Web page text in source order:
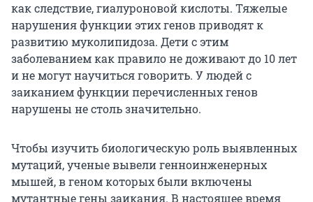
как следствие, гиалуроновой кислоты. Тяжелые
нарушения функции этих генов приводят к
развитию муколипидоза. Дети с этим
заболеванием как правило не доживают до 10 лет
и не могут научиться говорить. У людей с
заиканием функции перечисленных генов
нарушены не столь значительно.
Чтобы изучить биологическую роль выявленных
мутаций, ученые вывели генноинженерных
мышей, в геном которых были включены
мутантные гены заикания. В настоящее время